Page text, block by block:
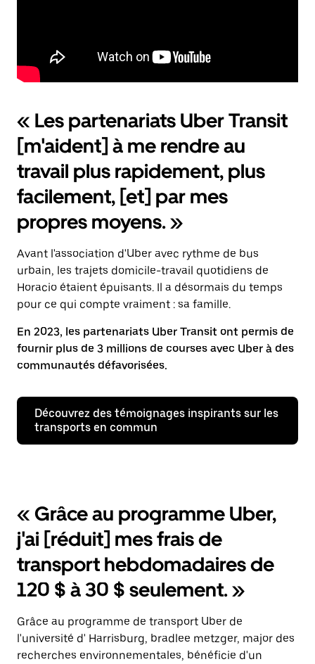
« Les partenariats Uber Transit
[m'aident] à me rendre au
travail plus rapidement, plus
facilement, [et] par mes
propres moyens. »
Avant l'association d'Uber avec rythme de bus
urbain, les trajets domicile-travail quotidiens de
Horacio étaient épuisants. Il a désormais du temps
pour ce qui compte vraiment : sa famille.
En 2023, les partenariats Uber Transit ont permis de
fournir plus de 3 millions de courses avec Uber à des
communautés défavorisées.
Découvrez des témoignages inspirants sur les
transports en commun
« Grâce au programme Uber,
j'ai [réduit] mes frais de
transport hebdomadaires de
120 $ à 30 $ seulement. »
Grâce au programme de transport Uber de
l'université d' Harrisburg, bradlee metzger, major des
recherches environnementales, bénéficie d'un